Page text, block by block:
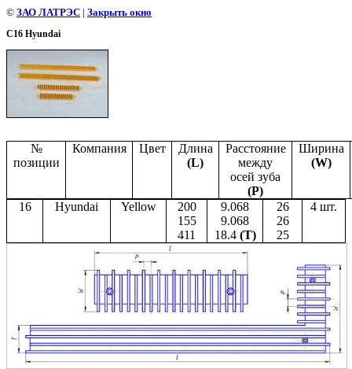
© ЗАО ЛАТРЭС | Закрыть окно
С16 Hyundai
№
позиции
Компания Цвет
Длина
(L)
Расстояние
между
осей зуба
(Р)
Ширина
(W)
16 Hyundai Yellow
200
155
411
9.068
9.068
18.4 (T)
26
26
25
4 шт.